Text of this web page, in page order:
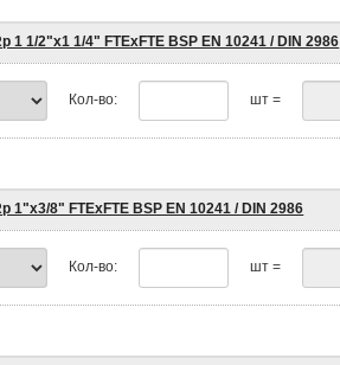
1 1/2"х1 1/4" FTEхFTE BSP EN 10241 / DIN 2986
Кол-во: шт =
1"х3/8" FTEхFTE BSP EN 10241 / DIN 2986
Кол-во: шт =